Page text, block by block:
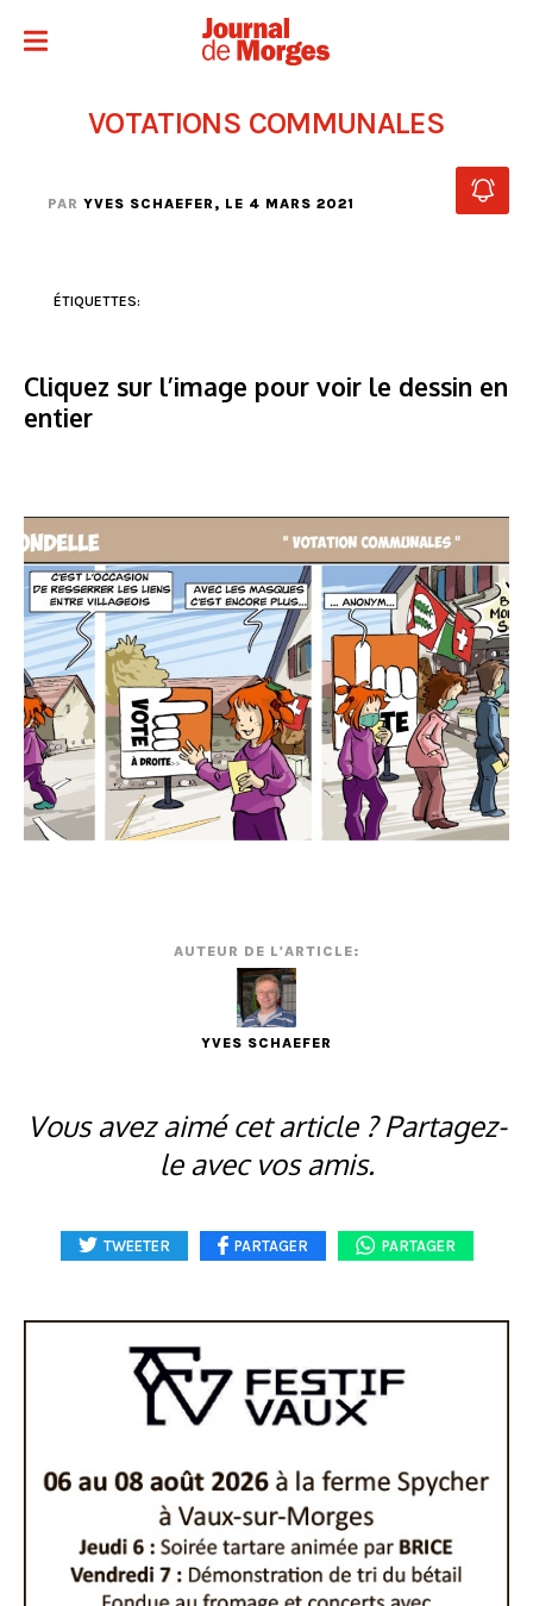
VOTATIONS COMMUNALES
PAR YVES SCHAEFER, LE 4 MARS 2021
ÉTIQUETTES:
Cliquez sur l’image pour voir le dessin en
entier
AUTEUR DE L'ARTICLE:
YVES SCHAEFER
Vous avez aimé cet article ? Partagez-
le avec vos amis.
TWEETER PARTAGER PARTAGER